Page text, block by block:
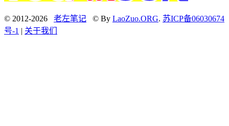
© 2012-2026 老左笔记 © By LaoZuo.ORG. 苏ICP备06030674
号-1 | 关于我们